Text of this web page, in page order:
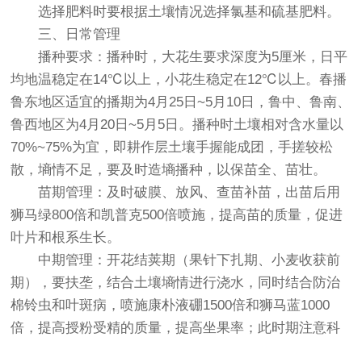
选择肥料时要根据土壤情况选择氯基和硫基肥料。
三、日常管理
播种要求：播种时，大花生要求深度为5厘米，日平
均地温稳定在14℃以上，小花生稳定在12℃以上。春播
鲁东地区适宜的播期为4月25日~5月10日，鲁中、鲁南、
鲁西地区为4月20日~5月5日。播种时土壤相对含水量以
70%~75%为宜，即耕作层土壤手握能成团，手搓较松
散，墒情不足，要及时造墒播种，以保苗全、苗壮。
苗期管理：及时破膜、放风、查苗补苗，出苗后用
狮马绿800倍和凯普克500倍喷施，提高苗的质量，促进
叶片和根系生长。
中期管理：开花结荚期（果针下扎期、小麦收获前
期），要扶垄，结合土壤墒情进行浇水，同时结合防治
棉铃虫和叶斑病，喷施康朴液硼1500倍和狮马蓝1000
倍，提高授粉受精的质量，提高坐果率；此时期注意科